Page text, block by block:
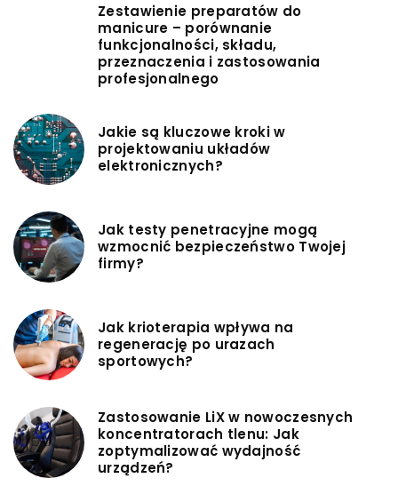
Zestawienie preparatów do
manicure – porównanie
funkcjonalności, składu,
przeznaczenia i zastosowania
profesjonalnego
Jakie są kluczowe kroki w
projektowaniu układów
elektronicznych?
Jak testy penetracyjne mogą
wzmocnić bezpieczeństwo Twojej
firmy?
Jak krioterapia wpływa na
regenerację po urazach
sportowych?
Zastosowanie LiX w nowoczesnych
koncentratorach tlenu: Jak
zoptymalizować wydajność
urządzeń?